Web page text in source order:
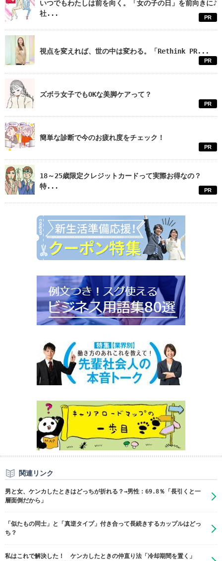
いつでもわたしは前を向く。「女の子の日」を前向きに♪
社...
PR
視点を変えれば、世の中は変わる。「Rethink PR...
PR
ズボラ女子でもOKな美脚ケアって？
PR
簡単な診断で今のお疲れ度をチェック！
PR
18～25歳限定クレジットカードって実際お得なの？
特...
PR
関連リンク
男と女、ケンカしたときはどっちが折れる？→男性：69.8％「長引くと一
層面倒だから」
「似たもの同士」と「真逆タイプ」付き合って長続きするカップルはどっ
ち？
私はこれで解決した！ ケンカしたときの仲直り法「冷却期間を置く」